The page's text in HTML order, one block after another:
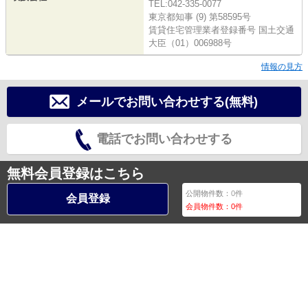
TEL:042-335-0077
東京都知事 (9) 第58595号
賃貸住宅管理業者登録番号 国土交通
大臣（01）006988号
情報の見方
メールでお問い合わせする(無料)
電話でお問い合わせする
無料会員登録はこちら
会員登録 公開物件数：0件
会員物件数：0件